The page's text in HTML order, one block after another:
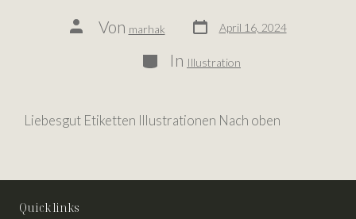
Von marhak April 16, 2024
In Illustration
Liebesgut Etiketten Illustrationen Nach oben
Quick links